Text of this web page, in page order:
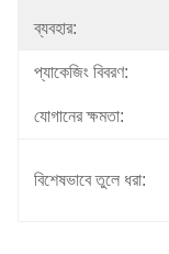
ব্যবহার:
প্যাকেজিং বিবরণ:
যোগানের ক্ষমতা:
বিশেষভাবে তুলে ধরা: